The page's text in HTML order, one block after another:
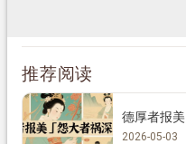
推荐阅读
德厚者报
2026-05-03